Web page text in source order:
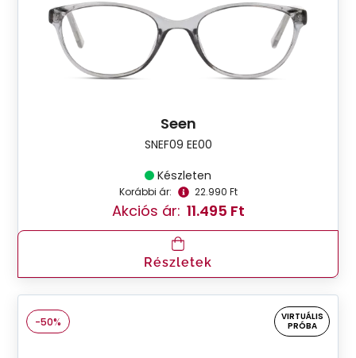
Seen
SNEF09 EE00
Készleten
Korábbi ár: 22.990 Ft
Akciós ár: 11.495 Ft
Részletek
-50%
VIRTUÁLIS
PRÓBA